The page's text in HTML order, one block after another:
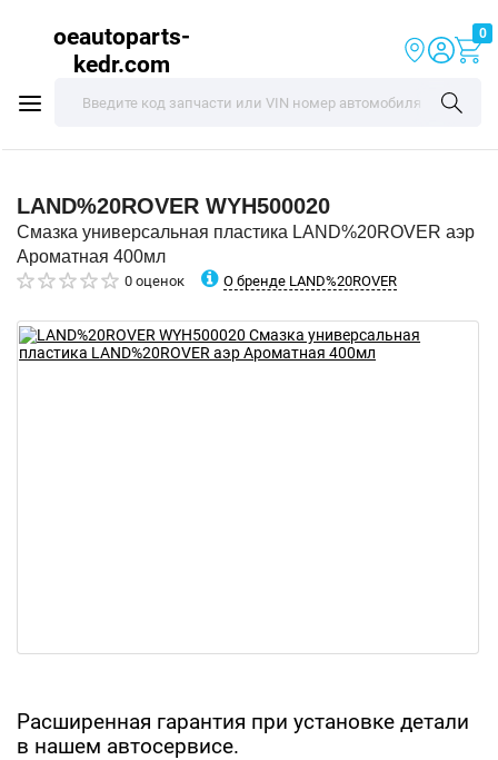
oeautoparts-
kedr.com
0
LAND%20ROVER WYH500020
Смазка универсальная пластика LAND%20ROVER аэр
Ароматная 400мл
0 оценок О бренде LAND%20ROVER
Расширенная гарантия при установке детали
в нашем автосервисе.